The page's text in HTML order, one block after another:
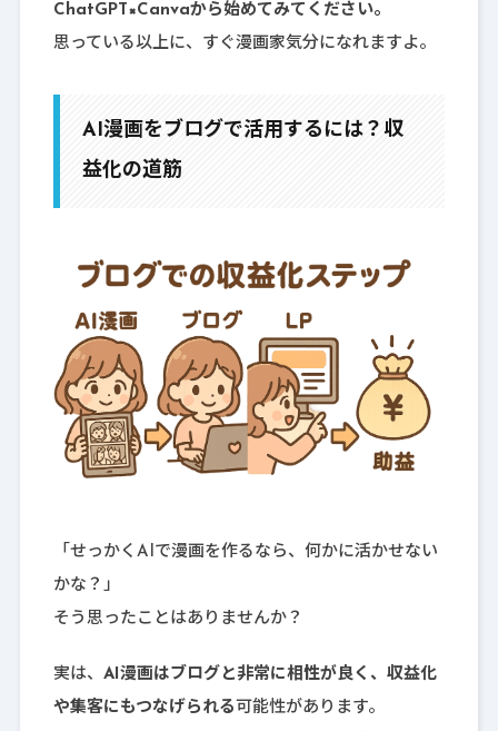
ChatGPT×Canvaから始めてみてください。
思っている以上に、すぐ漫画家気分になれますよ。
AI漫画をブログで活用するには？収
益化の道筋
「せっかくAIで漫画を作るなら、何かに活かせない
かな？」
そう思ったことはありませんか？
実は、 AI漫画はブログと非常に相性が良く、収益化
や集客にもつなげられる 可能性があります。